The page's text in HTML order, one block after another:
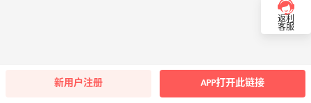
返利
客服
新用户注册 APP打开此链接